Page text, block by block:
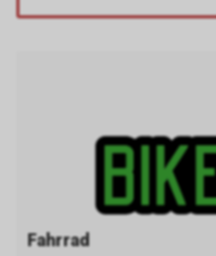
Fahrrad